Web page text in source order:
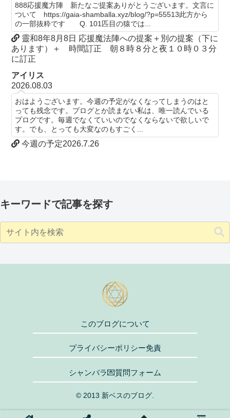
888応援魔方陣 新たなご提案ありがとうございます。文言に
ついて https://gaia-shamballa.xyz/blog/?p=55513此方から
の一部抜粋です Q. 101匹目の猿では...
靈和8年8月8日 応援魔法陣への提案＋別の提案（下に
あります）＋ 時間訂正 朝８時８分と夜１０時０３分
に訂正
アイリス
2026.08.03
おはようございます。今週の予定がなくなってしまうのはと
っても残念です。プログとか読まない私は、唯一読んでいる
プログです。毎週でなくていいのでなくならないで欲しいで
す。でも、とっても大変なのもすごく...
今週の予定2026.7.26
キーワードで記事を探す
このブログについて
プライバシーポリシー免責
シャンバラ💌質問フォーム
© 2013 新ベスのブログ.